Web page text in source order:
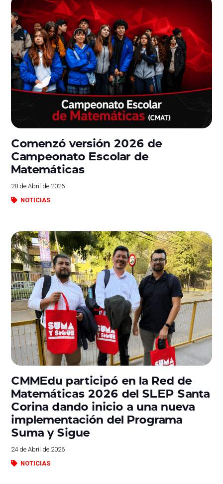
Comenzó versión 2026 de
Campeonato Escolar de
Matemáticas
28 de Abril de 2026
NOTICIAS
CMMEdu participó en la Red de
Matemáticas 2026 del SLEP Santa
Corina dando inicio a una nueva
implementación del Programa
Suma y Sigue
24 de Abril de 2026
NOTICIAS